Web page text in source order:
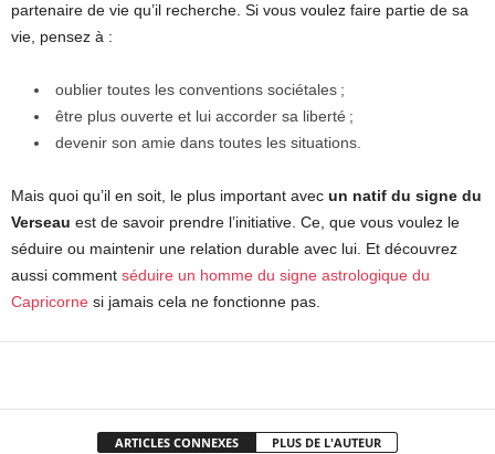
partenaire de vie qu’il recherche. Si vous voulez faire partie de sa
vie, pensez à :
oublier toutes les conventions sociétales ;
être plus ouverte et lui accorder sa liberté ;
devenir son amie dans toutes les situations.
Mais quoi qu’il en soit, le plus important avec un natif du signe du
Verseau est de savoir prendre l’initiative. Ce, que vous voulez le
séduire ou maintenir une relation durable avec lui. Et découvrez
aussi comment séduire un homme du signe astrologique du
Capricorne si jamais cela ne fonctionne pas.
ARTICLES CONNEXES PLUS DE L'AUTEUR